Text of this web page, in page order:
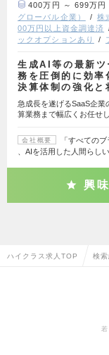
400万円 ～ 699万円
グローバル企業）
株
00万円以上資金調達済
ックオプションあり
生成AI等の最新ツ
務を圧倒的に効率
決算体制の強化
急成長を遂げるSaaS企
算業務まで幅広くお任せ
会社概要
「すべての
、AIを活用した人間らし
興
ハイクラス求人TOP 検